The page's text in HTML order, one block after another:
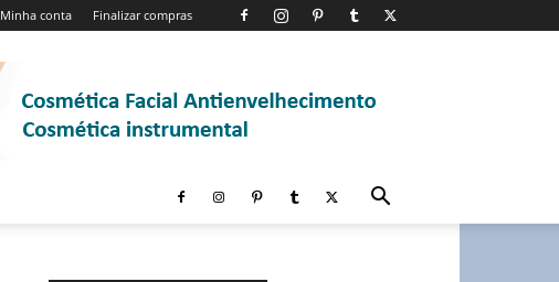
Minha conta Finalizar compras